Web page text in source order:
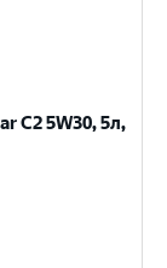
C2 5W30, 5л,